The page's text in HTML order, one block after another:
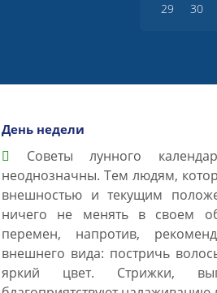
29
30
День недели
Советы лунного
неоднозначны. Тем людям,
внешностью и текущим
ничего не менять в своем
перемен, напротив,
внешнего вида: постричь
яркий цвет. Стрижки,